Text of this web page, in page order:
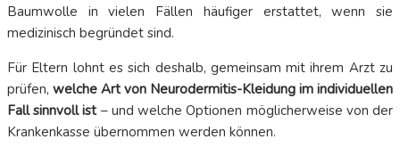
Baumwolle in vielen Fällen häufiger erstattet, wenn sie
medizinisch begründet sind.
Für Eltern lohnt es sich deshalb, gemeinsam mit ihrem Arzt zu
prüfen, welche Art von Neurodermitis-Kleidung im individuellen
Fall sinnvoll ist– und welche Optionen möglicherweise von der
Krankenkasse übernommen werden können.